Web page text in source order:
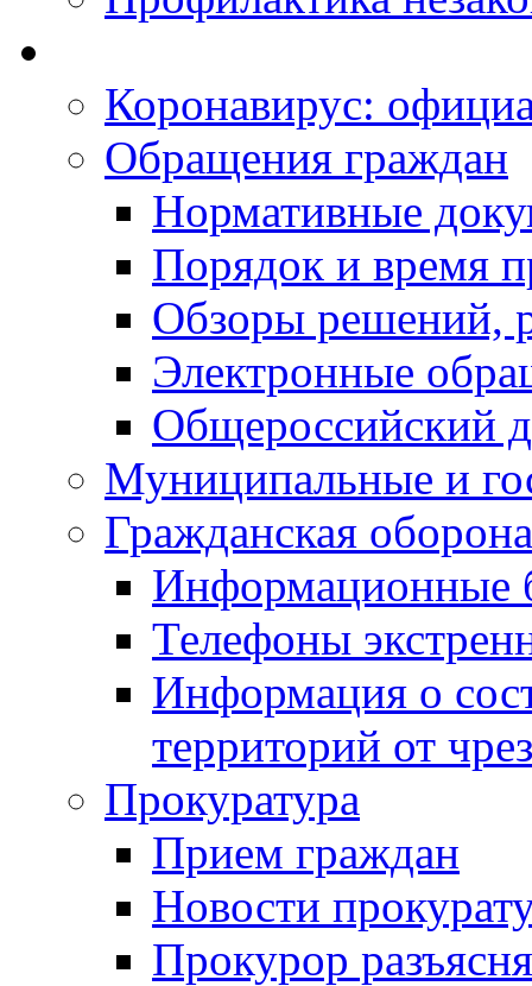
Коронавирус:
Обращения граждан
Нормативные
Порядок и время
Обзоры решений,
Электронные
Общероссийский
Муниципальные и
Гражданская
Информационные
Телефоны
Информация о
территорий от
Прокуратура
Прием граждан
Новости
Прокурор